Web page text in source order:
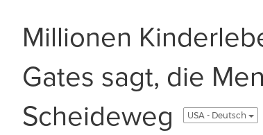
Millionen
Gates sagt, die
Scheideweg
USA - Deutsch